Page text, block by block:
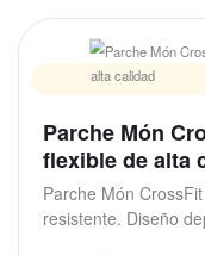
Parche Món
flexible de alta
Parche Món
resistente. Diseño